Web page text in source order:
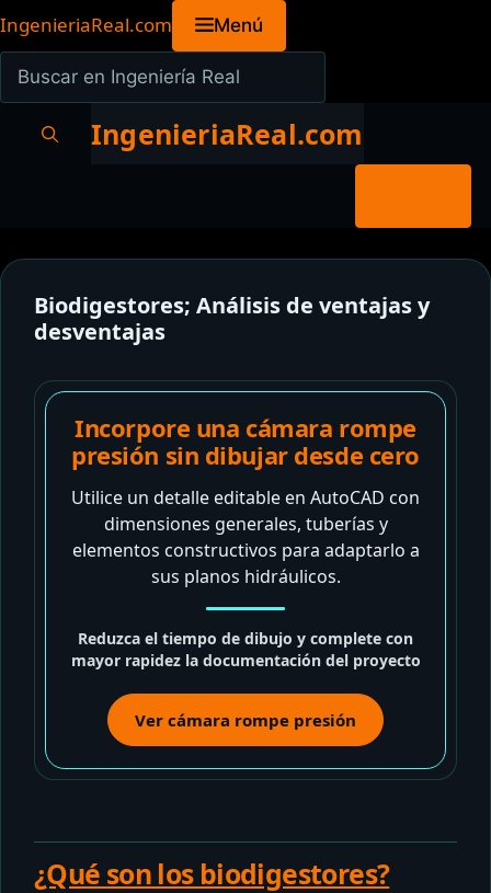
Saltar
al
contenido
IngenieriaReal.com Menú
Buscar
en
IngenieriaReal.com
Biodigestores; Análisis de ventajas y
desventajas
Incorpore una cámara rompe
presión sin dibujar desde cero
Utilice un detalle editable en AutoCAD con
dimensiones generales, tuberías y
elementos constructivos para adaptarlo a
sus planos hidráulicos.
Reduzca el tiempo de dibujo y complete con
mayor rapidez la documentación del proyecto
Ver cámara rompe presión
¿Qué son los biodigestores?